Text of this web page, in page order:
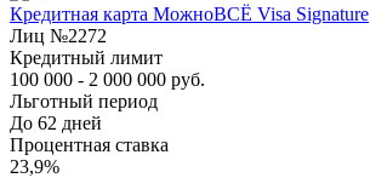
Кредитная карта МожноВСЁ Visa Signature
Лиц №2272
Кредитный лимит
100 000 - 2 000 000 руб.
Льготный период
До 62 дней
Процентная ставка
23,9%